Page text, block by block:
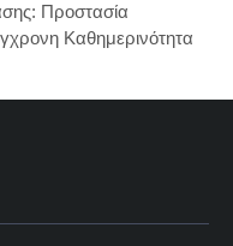
Προστασία
Καθημερινότητα